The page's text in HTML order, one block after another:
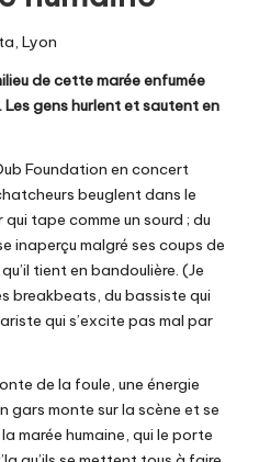
Lyon
de cette marée enfumée
Les gens hurlent et sautent en
Foundation en concert
beuglent dans le
tape comme un sourd ; du
inaperçu malgré ses coups de
tient en bandoulière. (Je
breakbeats, du bassiste qui
qui s’excite pas mal par
de la foule, une énergie
gars monte sur la scène et se
marée humaine, qui le porte